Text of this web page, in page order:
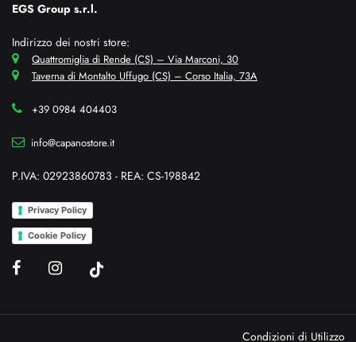
EGS Group s.r.l.
Indirizzo dei nostri store:
Quattromiglia di Rende (CS) – Via Marconi, 30
Taverna di Montalto Uffugo (CS) – Corso Italia, 73A
+39 0984 404403
info@capanostore.it
P.IVA: 02923860783 - REA: CS-198842
Privacy Policy
Cookie Policy
Condizioni di Utilizzo